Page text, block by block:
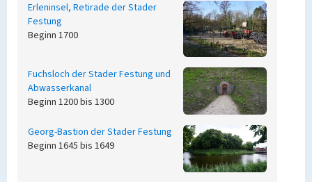
Erleninsel, Retirade der Stader
Festung
Beginn 1700
Fuchsloch der Stader Festung und
Abwasserkanal
Beginn 1200 bis 1300
Georg-Bastion der Stader Festung
Beginn 1645 bis 1649